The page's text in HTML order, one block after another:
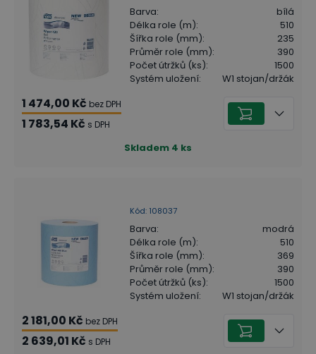
Barva:
bílá
Délka role (m):
510
Šířka role (mm):
235
Průměr role (mm):
390
Počet útržků (ks):
1500
Systém uložení: W1 stojan/držák
1 474,00 Kč bez DPH
1 783,54 Kč s DPH
Skladem 4 ks
Kód: 108037
Barva:
modrá
Délka role (m):
510
Šířka role (mm):
369
Průměr role (mm):
390
Počet útržků (ks):
1500
Systém uložení: W1 stojan/držák
2 181,00 Kč bez DPH
2 639,01 Kč s DPH